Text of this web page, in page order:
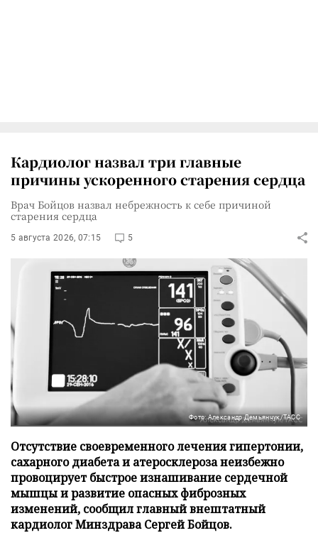
Кардиолог назвал три главные
причины ускоренного старения сердца
Врач Бойцов назвал небрежность к себе причиной
старения сердца
5 августа 2026, 07:15 5
Фото: Александр Демьянчук/ТАСС
Отсутствие своевременного лечения гипертонии,
сахарного диабета и атеросклероза неизбежно
провоцирует быстрое изнашивание сердечной
мышцы и развитие опасных фиброзных
изменений, сообщил главный внештатный
кардиолог Минздрава Сергей Бойцов.